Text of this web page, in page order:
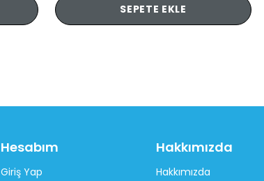
SEPETE EKLE
Hesabım
Giriş Yap
Hakkımızda
Hakkımızda